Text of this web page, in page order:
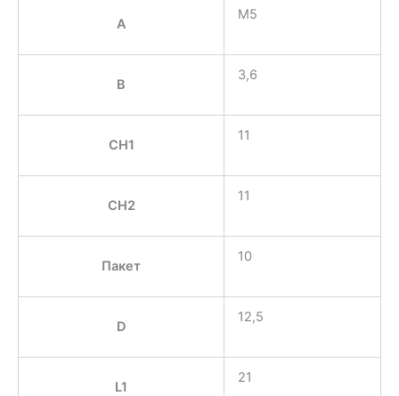
A
M5
B
3,6
CH1
11
CH2
11
Пакет
10
D
12,5
L1
21